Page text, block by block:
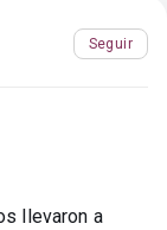
Seguir
llevaron a